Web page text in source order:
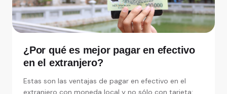
¿Por qué es mejor pagar en efectivo
en el extranjero?
Estas son las ventajas de pagar en efectivo en el
extranjero con moneda local y no sólo con tarjeta: